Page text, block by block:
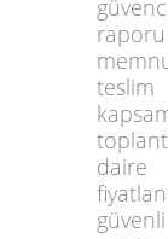
daire